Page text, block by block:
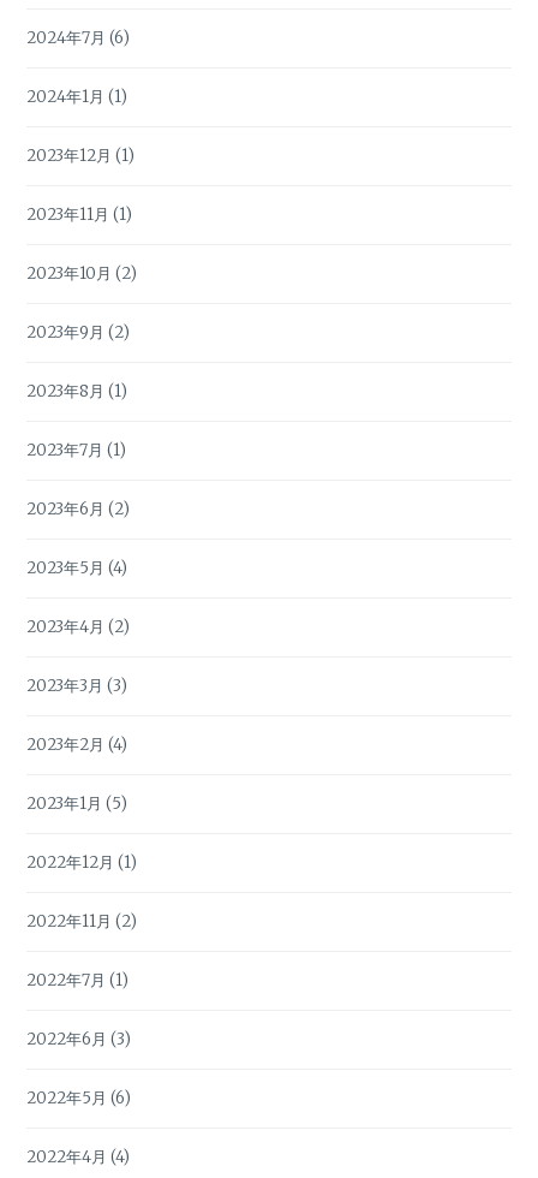
2024年7月 (6)
2024年1月 (1)
2023年12月 (1)
2023年11月 (1)
2023年10月 (2)
2023年9月 (2)
2023年8月 (1)
2023年7月 (1)
2023年6月 (2)
2023年5月 (4)
2023年4月 (2)
2023年3月 (3)
2023年2月 (4)
2023年1月 (5)
2022年12月 (1)
2022年11月 (2)
2022年7月 (1)
2022年6月 (3)
2022年5月 (6)
2022年4月 (4)